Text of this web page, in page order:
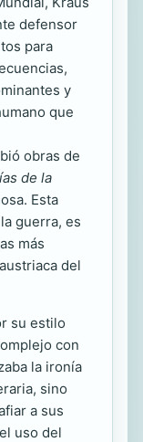
defensor
para
y
que
obras de
de la
Esta
guerra, es
más
del
su estilo
con
la ironía
sino
a sus
uso del